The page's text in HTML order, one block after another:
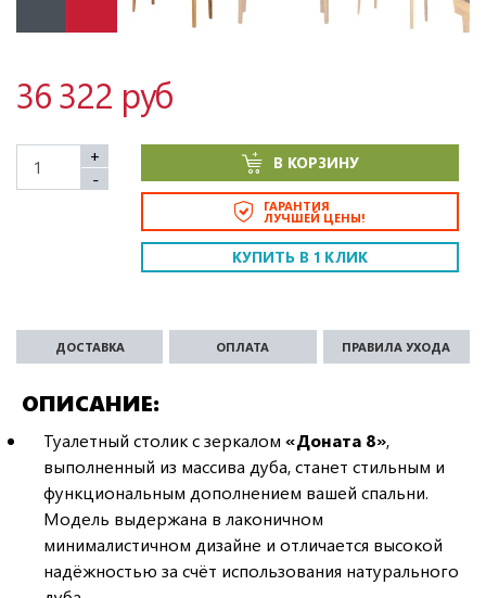
36 322 руб
+
-
В КОРЗИНУ
ГАРАНТИЯ
ЛУЧШЕЙ ЦЕНЫ!
КУПИТЬ В 1 КЛИК
ОПИСАНИЕ
ДОСТАВКА ОПЛАТА ПРАВИЛА УХОДА
Туалетный столик с зеркалом «Доната 8»,
выполненный из массива дуба, станет стильным и
функциональным дополнением вашей спальни.
Модель выдержана в лаконичном
минималистичном дизайне и отличается высокой
надёжностью за счёт использования натурального